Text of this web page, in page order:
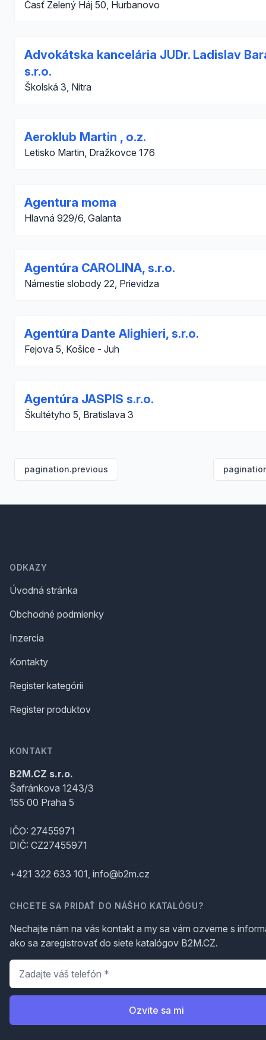
Časť Zelený Háj 50, Hurbanovo
Advokátska kancelária JUDr. Ladislav
s.r.o.
Školská 3, Nitra
Aeroklub Martin , o.z.
Letisko Martin, Dražkovce 176
Agentura moma
Hlavná 929/6, Galanta
Agentúra CAROLINA, s.r.o.
Námestie slobody 22, Prievidza
Agentúra Dante Alighieri, s.r.o.
Fejova 5, Košice - Juh
Agentúra JASPIS s.r.o.
Škultétyho 5, Bratislava 3
pagination.previous
ODKAZY
Úvodná stránka
Obchodné podmienky
Inzercia
Kontakty
Register kategórii
Register produktov
KONTAKT
B2M.CZ s.r.o.
Šafránkova 1243/3
155 00 Praha 5
IČO: 27455971
DIČ: CZ27455971
+421 322 633 101, info@b2m.cz
CHCETE SA PRIDAŤ DO NÁŠHO KATALÓGU?
Nechajte nám na vás kontakt a my sa vám ozveme s
ako sa zaregistrovať do siete katalógov B2M.CZ.
Telefón
Ozvite sa mi